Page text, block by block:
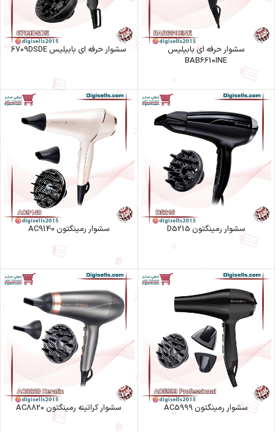
سشوار حرفه ای بابیلیس
BAB6610INE
سشوار حرفه اي بابيليس 6709DSDE
سشوار رمینگتون D5215 سشوار رمینگتون AC9140
سشوار رمینگتون AC5999 سشوار کراتینه رمینگتون AC8820